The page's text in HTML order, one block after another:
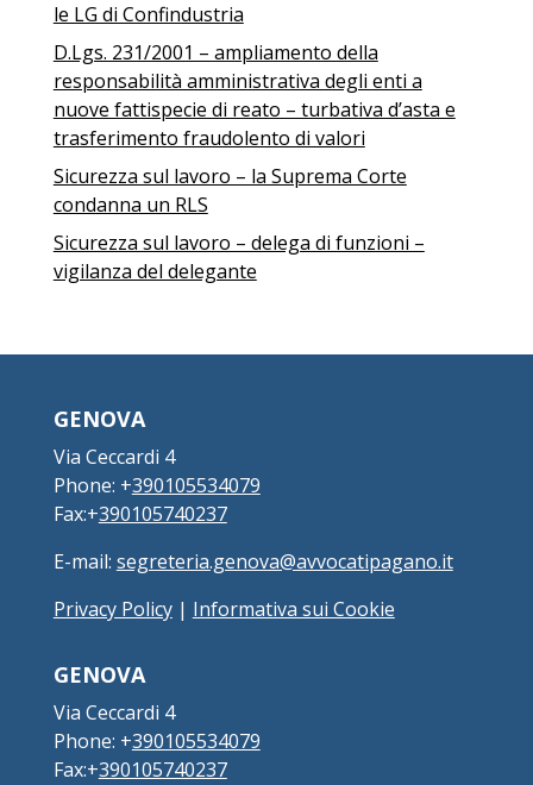
le LG di Confindustria
D.Lgs. 231/2001 – ampliamento della
responsabilità amministrativa degli enti a
nuove fattispecie di reato – turbativa d’asta e
trasferimento fraudolento di valori
Sicurezza sul lavoro – la Suprema Corte
condanna un RLS
Sicurezza sul lavoro – delega di funzioni –
vigilanza del delegante
GENOVA
Via Ceccardi 4
Phone: +390105534079
Fax:+390105740237
E-mail: segreteria.genova@avvocatipagano.it
Privacy Policy| Informativa sui Cookie
GENOVA
Via Ceccardi 4
Phone: +390105534079
Fax:+390105740237